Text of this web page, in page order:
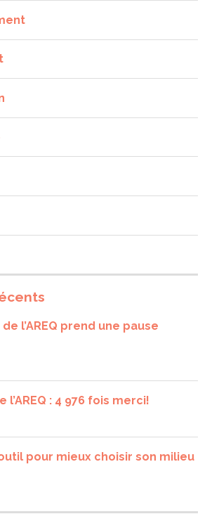
l’AREQ prend une pause
l’AREQ : 4 976 fois merci!
pour mieux choisir son milieu